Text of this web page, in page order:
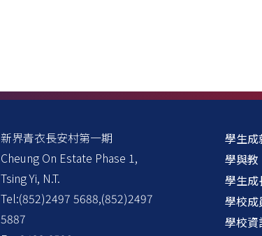
新界青衣長安村第一期
Cheung On Estate Phase 1,
Tsing Yi, N.T.
Tel:(852)2497 5688,(852)2497
5887
學生成
學與教
學生成
學校成
學校資